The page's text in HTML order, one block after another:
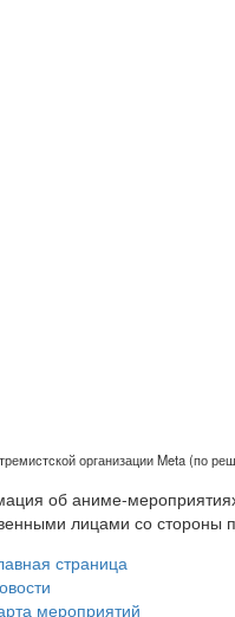
организации Meta (по
об аниме-
лицами со стороны
страница
мероприятий